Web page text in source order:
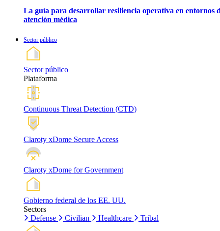
La guía para desarrollar resiliencia operativa en entornos
atención médica
Sector público
Sector público
Plataforma
Continuous Threat Detection (CTD)
Claroty xDome Secure Access
Claroty xDome for Government
Gobierno federal de los EE. UU.
Sectors
Defense
Civilian Healthcare Tribal